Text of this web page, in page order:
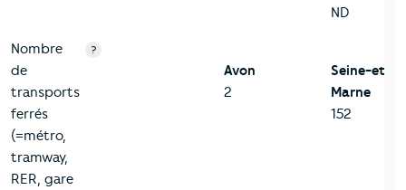
ND
Nombre
de
transports
ferrés
(=métro,
tramway,
RER, gare
?
Avon
2
Seine-et-
Marne
152